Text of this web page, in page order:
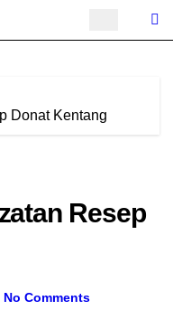
Donat Kentang
Resep
No Comments